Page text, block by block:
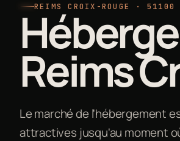
REIMS CROIX-ROUGE · 51100
Reims
Le marché de l'hébergement
attractives jusqu'au moment